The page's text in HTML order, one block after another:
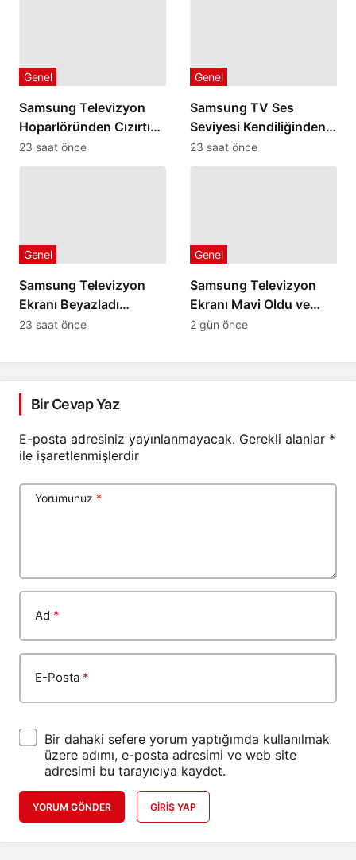
Samsung Televizyon
Hoparlöründen Cızırtı
veya Patlama Sesi
Geliyorsa
Genel
23 saat önce
Samsung TV Ses
Seviyesi Kendiliğinden
Artıp Azalıyorsa
Genel
23 saat önce
Samsung Televizyon
Ekranı Beyazladı
Görüntü Kaybolduysa
Genel
23 saat önce
Samsung Televizyon
Ekranı Mavi Oldu ve
Düzelmiyorsa
Genel
2 gün önce
Bir Cevap Yaz
E-posta adresiniz yayınlanmayacak. Gerekli alanlar *
ile işaretlenmişlerdir
Yorumunuz *
Ad *
E-Posta *
Bir dahaki sefere yorum yaptığımda kullanılmak
üzere adımı, e-posta adresimi ve web site
adresimi bu tarayıcıya kaydet.
YORUM GÖNDER GIRIŞ YAP